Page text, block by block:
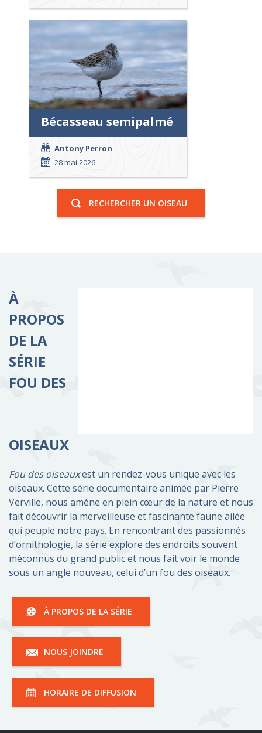
Bécasseau semipalmé
Antony Perron
28 mai 2026
RECHERCHER UN OISEAU
À
PROPOS
DE LA
SÉRIE
FOU DES
OISEAUX
Fou des oiseauxest un rendez-vous unique avec les
oiseaux. Cette série documentaire animée par Pierre
Verville, nous amène en plein cœur de la nature et nous
fait découvrir la merveilleuse et fascinante faune ailée
qui peuple notre pays. En rencontrant des passionnés
d’ornithologie, la série explore des endroits souvent
méconnus du grand public et nous fait voir le monde
sous un angle nouveau, celui d’un fou des oiseaux.
À PROPOS DE LA SÉRIE
NOUS JOINDRE
HORAIRE DE DIFFUSION